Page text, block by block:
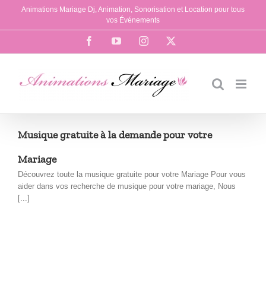
Passer
contenu
Animations Mariage Dj, Animation, Sonorisation et Location pour tous
vos Événements
FacebookYouTubeInstagram
Musique gratuite à la demande pour votre
Mariage
Découvrez toute la musique gratuite pour votre Mariage Pour vous
aider dans vos recherche de musique pour votre mariage, Nous
[...]